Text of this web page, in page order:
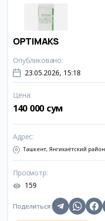
OPTIMAKS
Опубликовано:
23.05.2026, 15:18
Цена:
140 000 сум
Адрес:
Ташкент, Янгихаётский район
Просмотр:
159
Поделиться: